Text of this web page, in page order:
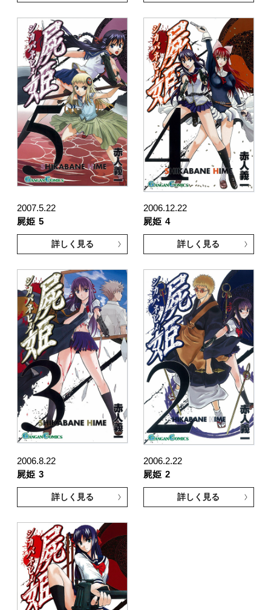
2007.5.22
屍姫 5
詳しく見る
2006.12.22
屍姫 4
詳しく見る
2006.8.22
屍姫 3
詳しく見る
2006.2.22
屍姫 2
詳しく見る